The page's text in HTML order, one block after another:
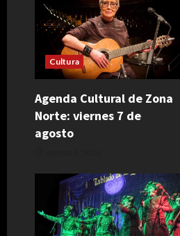
Cultura
Agenda Cultural de Zona
Norte: viernes 7 de
agosto